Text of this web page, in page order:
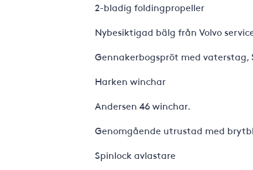
2-bladig foldingpropeller
Nybesiktigad bälg från Volvo
Gennakerbogspröt med vaterstag,
Harken winchar
Andersen 46 winchar.
Genomgående utrustad med
Spinlock avlastare